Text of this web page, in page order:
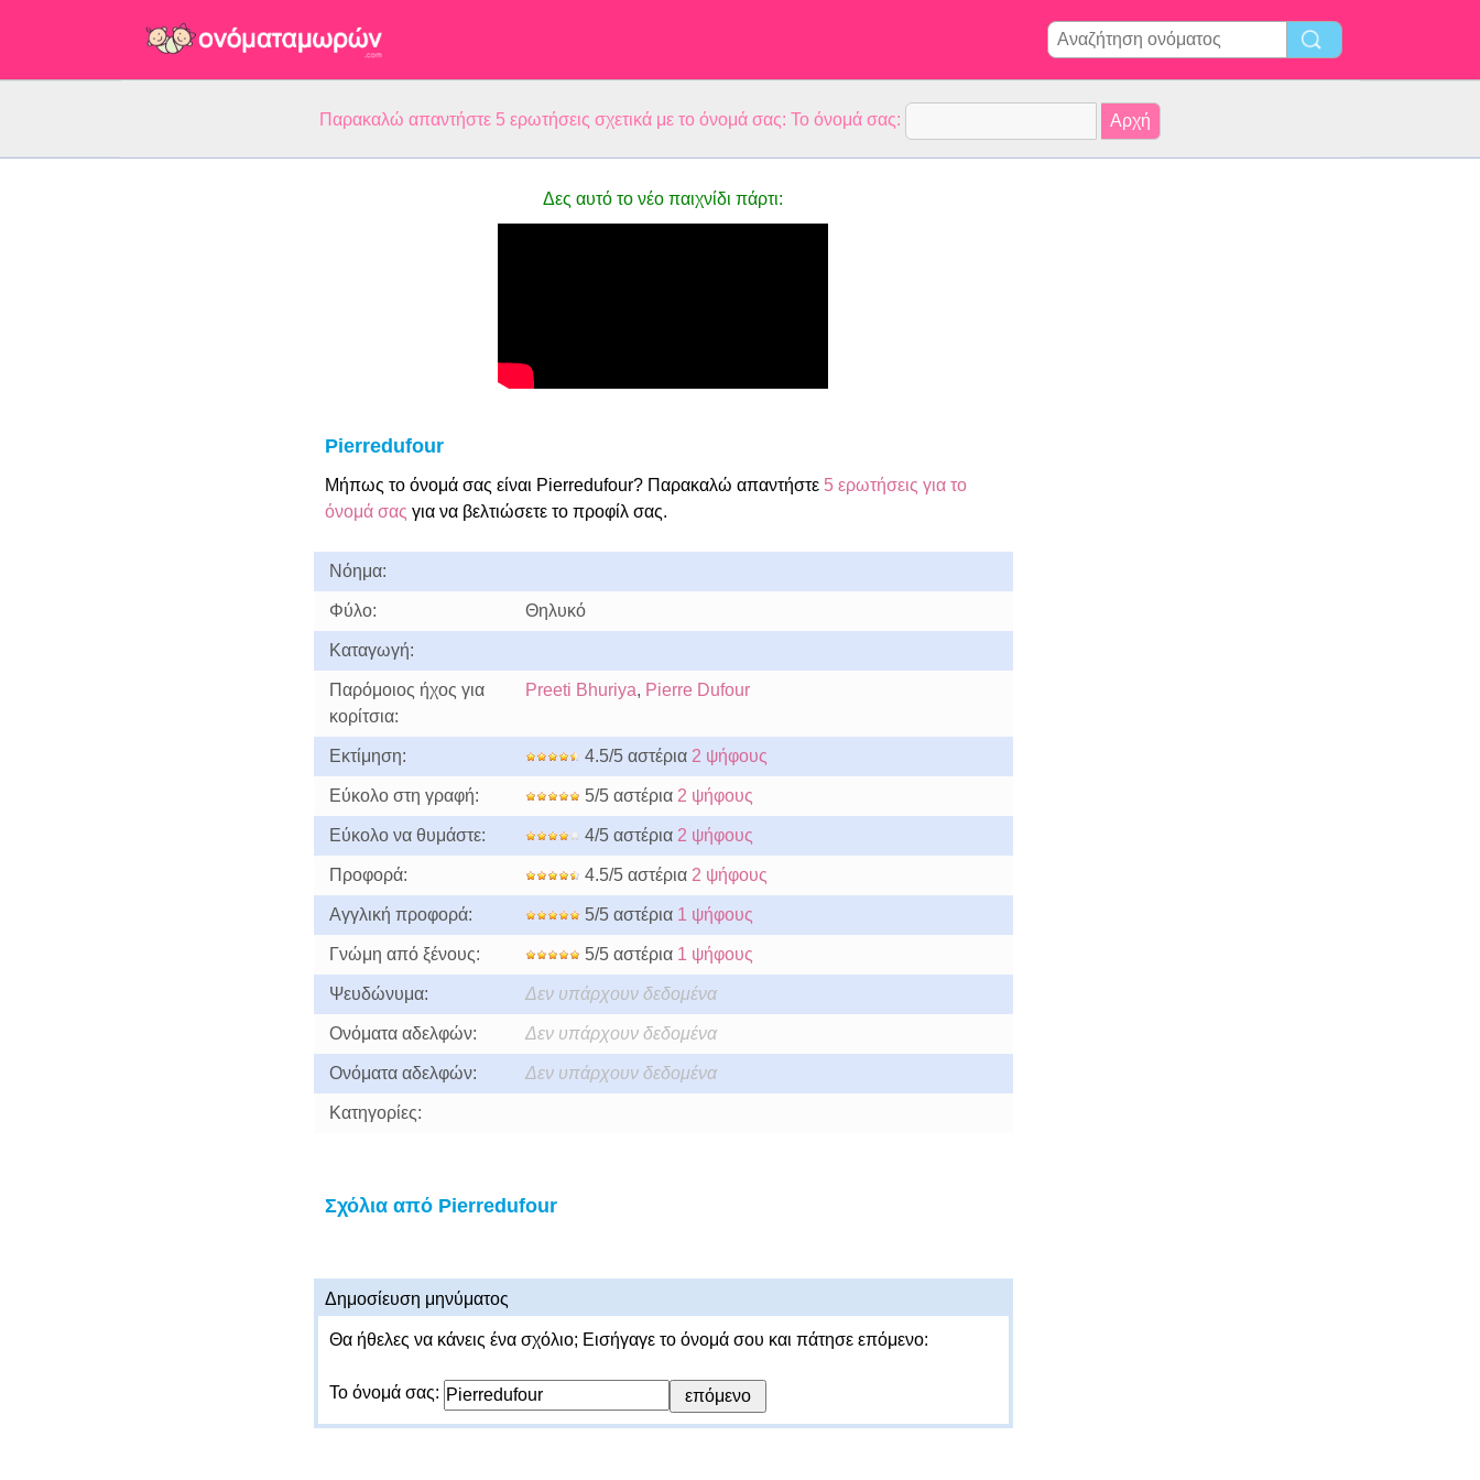
Παρακαλώ απαντήστε 5 ερωτήσεις σχετικά με το όνομά σας: Το όνομά σας:
Δες αυτό το νέο παιχνίδι πάρτι:
Pierredufour
Μήπως το όνομά σας είναι Pierredufour? Παρακαλώ απαντήστε5 ερωτήσεις για το
όνομά σας για να βελτιώσετε το προφίλ σας.
Νόημα:
Φύλο: Θηλυκό
Καταγωγή:
Παρόμοιος ήχος για
κορίτσια:
Preeti Bhuriya, Pierre Dufour
Εκτίμηση: 4.5/5 αστέρια 2 ψήφους
Εύκολο στη γραφή: 5/5 αστέρια 2 ψήφους
Εύκολο να θυμάστε: 4/5 αστέρια 2 ψήφους
Προφορά: 4.5/5 αστέρια 2 ψήφους
Αγγλική προφορά: 5/5 αστέρια 1 ψήφους
Γνώμη από ξένους: 5/5 αστέρια 1 ψήφους
Ψευδώνυμα: Δεν υπάρχουν δεδομένα
Ονόματα αδελφών: Δεν υπάρχουν δεδομένα
Ονόματα αδελφών: Δεν υπάρχουν δεδομένα
Κατηγορίες:
Σχόλια από Pierredufour
Δημοσίευση μηνύματος
Θα ήθελες να κάνεις ένα σχόλιο; Εισήγαγε το όνομά σου και πάτησε επόμενο:
Το όνομά σας: